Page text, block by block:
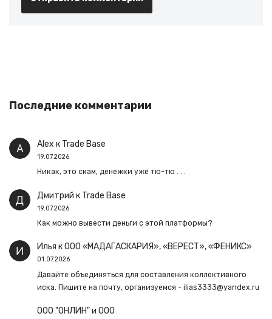
Последние комментарии
Alex к Trade Base
19.07.2026
Никак, это скам, денежки уже тю-тю . . .
Дмитрий к Trade Base
19.07.2026
Как можно вывести деньги с этой платформы?
Илья кООО «МАДАГАСКАРИЯ», «ВЕРЕСТ», «ФЕНИКС»
01.07.2026
Давайте объединяться для составления коллективного
иска. Пишите на почту, организуемся - ilias3333@yandex.ru
ООО "ОНЛИН" и ООО